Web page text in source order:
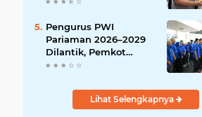
Pengurus PWI
Pariaman 2026–2029
Dilantik, Pemkot
Tekankan Sinergi dan
Lihat Selengkapnya